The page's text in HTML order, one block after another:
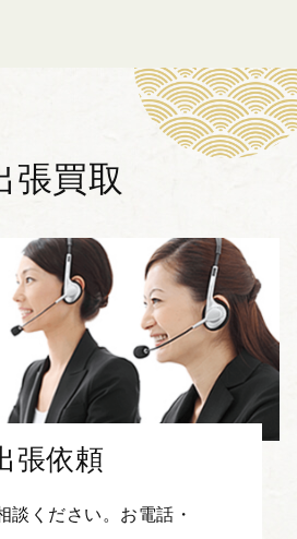
張買取
張依頼
談ください。お電話・